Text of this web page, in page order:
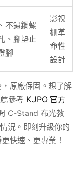
不鏽鋼螺
、腳墊止
腳
影視
棚革
命性
設計
，原廠保固。想了解
參考 KUPO 官方
C-Stand 布光教
況。即刻升級你的
快速、更專業！